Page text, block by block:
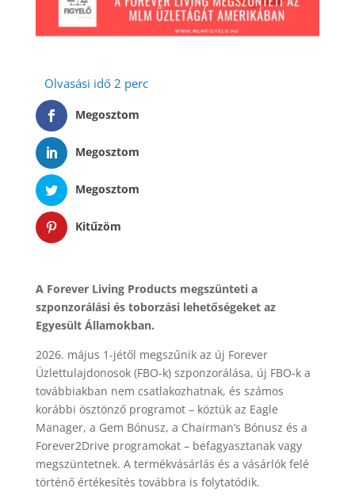
Megosztom
Megosztom
Megosztom
Kitűzöm
A Forever Living Products megszünteti a
szponzorálási és toborzási lehetőségeket az
Egyesült Államokban.
2026. május 1-jétől megszűnik az új Forever
Üzlettulajdonosok (FBO-k) szponzorálása, új FBO-k a
továbbiakban nem csatlakozhatnak, és számos
korábbi ösztönző programot – köztük az Eagle
Manager, a Gem Bónusz, a Chairman’s Bónusz és a
Forever2Drive programokat – befagyasztanak vagy
megszüntetnek. A termékvásárlás és a vásárlók felé
történő értékesítés továbbra is folytatódik.